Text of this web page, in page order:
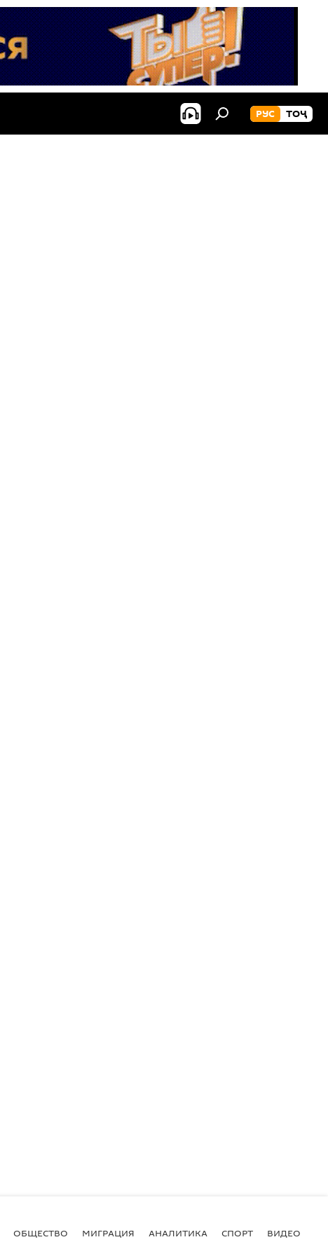
РУС ТОҶ
ОБЩЕСТВО МИГРАЦИЯ АНАЛИТИКА СПОРТ ВИДЕО